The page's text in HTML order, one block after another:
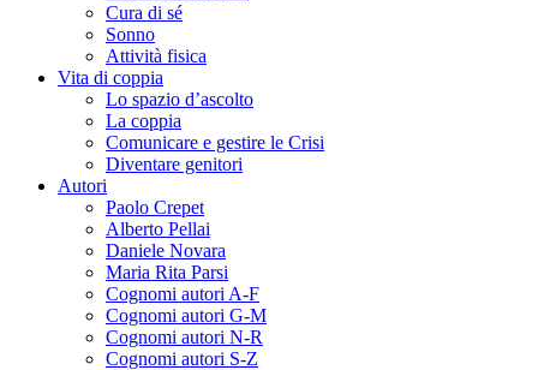
Cura di sé
Sonno
Attività fisica
Vita di coppia
Lo spazio d’ascolto
La coppia
Comunicare e gestire le Crisi
Diventare genitori
Autori
Paolo Crepet
Alberto Pellai
Daniele Novara
Maria Rita Parsi
Cognomi autori A-F
Cognomi autori G-M
Cognomi autori N-R
Cognomi autori S-Z